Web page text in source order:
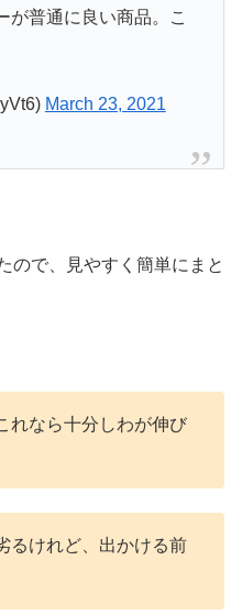
が普通に良い商品。こ
March 23, 2021
ので、見やすく簡単にまと
れなら十分しわが伸び
るけれど、出かける前